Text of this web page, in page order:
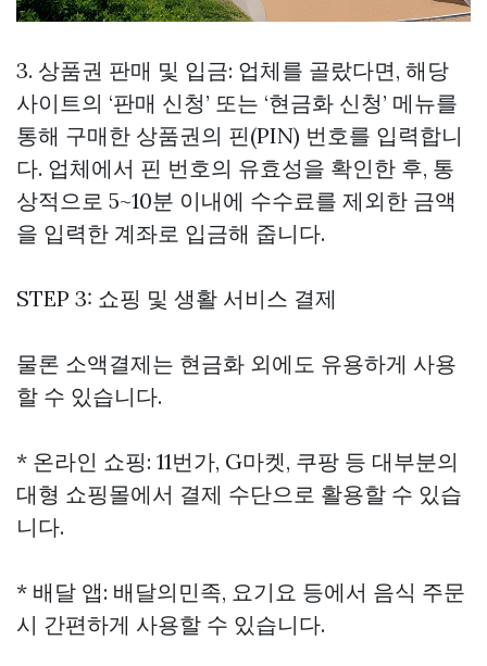
3. 상품권 판매 및 입금: 업체를 골랐다면, 해당
사이트의 ‘판매 신청’ 또는 ‘현금화 신청’ 메뉴를
통해 구매한 상품권의 핀(PIN) 번호를 입력합니
다. 업체에서 핀 번호의 유효성을 확인한 후, 통
상적으로 5~10분 이내에 수수료를 제외한 금액
을 입력한 계좌로 입금해 줍니다.
STEP 3: 쇼핑 및 생활 서비스 결제
물론 소액결제는 현금화 외에도 유용하게 사용
할 수 있습니다.
* 온라인 쇼핑: 11번가, G마켓, 쿠팡 등 대부분의
대형 쇼핑몰에서 결제 수단으로 활용할 수 있습
니다.
* 배달 앱: 배달의민족, 요기요 등에서 음식 주문
시 간편하게 사용할 수 있습니다.